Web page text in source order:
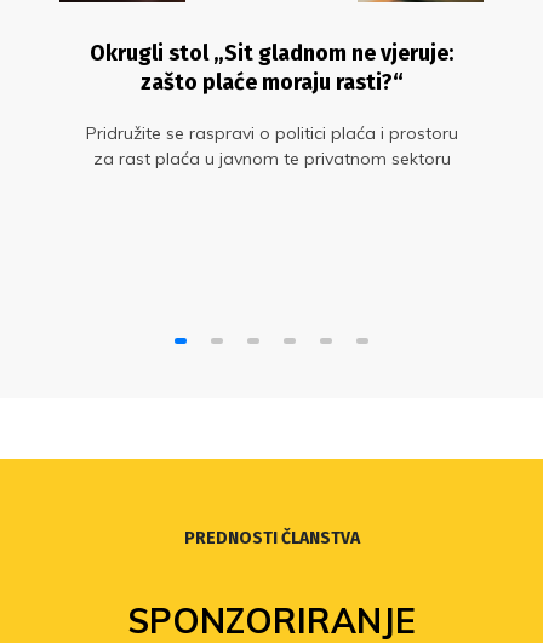
Okrugli stol „Sit gladnom ne vjeruje:
zašto plaće moraju rasti?“
Pridružite se raspravi o politici plaća i prostoru
za rast plaća u javnom te privatnom sektoru
PREDNOSTI ČLANSTVA
SPONZORIRANJE